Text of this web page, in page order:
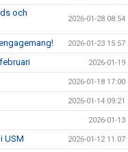
och
2026-01-28 08:54
2026-01-23 15:57
2026-01-19
2026-01-18 17:00
2026-01-14 09:21
2026-01-13
USM 2026-01-12 11:07